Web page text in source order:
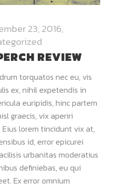
23, 2016
REVIEW
torquatos nec eu, vis
ex, nihil expetendis in
euripidis, hinc partem
graecis, vix aperiri
lorem tincidunt vix at,
id, error epicurei
urbanitas moderatius
definiebas, eu qui
Ex error omnium